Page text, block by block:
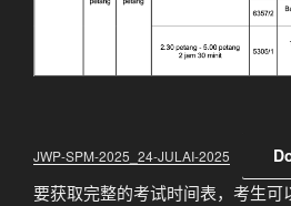
JWP-SPM-2025_24-JULAI-2025
要获取完整的考试时间表，考生可